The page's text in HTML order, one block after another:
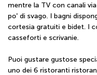
mentre la TV con canali
po' di svago. I bagni
cortesia gratuiti e bidet. I
casseforti e scrivanie.
Puoi gustare gustose
uno dei 6 ristoranti